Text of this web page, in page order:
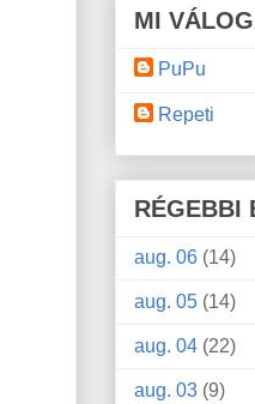
MI
PuPu
Repeti
RÉGEBBI
aug. 06 (14)
aug. 05 (14)
aug. 04 (22)
aug. 03 (9)